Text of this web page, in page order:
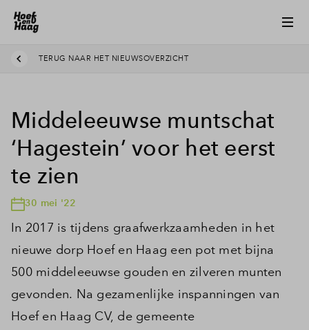
TERUG NAAR HET NIEUWSOVERZICHT
Middeleeuwse muntschat
‘Hagestein’ voor het eerst
te zien
30 mei '22
In 2017 is tijdens graafwerkzaamheden in het
nieuwe dorp Hoef en Haag een pot met bijna
500 middeleeuwse gouden en zilveren munten
gevonden. Na gezamenlijke inspanningen van
Hoef en Haag CV, de gemeente